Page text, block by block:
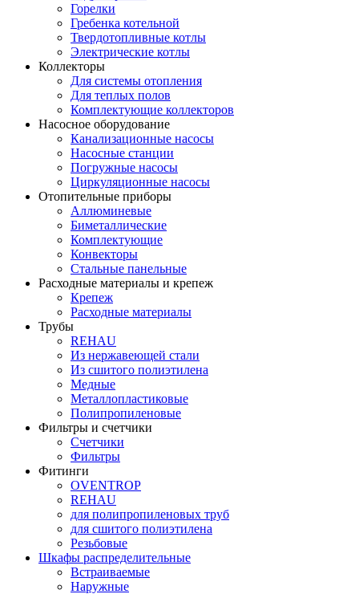
Горелки
Гребенка котельной
Твердотопливные котлы
Электрические котлы
Коллекторы
Для системы отопления
Для теплых полов
Комплектующие коллекторов
Насосное оборудование
Канализационные насосы
Насосные станции
Погружные насосы
Циркуляционные насосы
Отопительные приборы
Аллюминевые
Биметаллические
Комплектующие
Конвекторы
Стальные панельные
Расходные материалы и крепеж
Крепеж
Расходные материалы
Трубы
REHAU
Из нержавеющей стали
Из сшитого полиэтилена
Медные
Металлопластиковые
Полипропиленовые
Фильтры и счетчики
Счетчики
Фильтры
Фитинги
OVENTROP
REHAU
для полипропиленовых труб
для сшитого полиэтилена
Резьбовые
Шкафы распределительные
Встраиваемые
Наружные